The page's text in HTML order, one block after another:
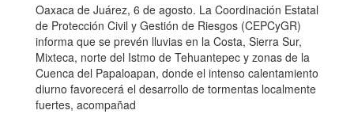
Oaxaca de Juárez, 6 de agosto. La Coordinación Estatal
de Protección Civil y Gestión de Riesgos (CEPCyGR)
informa que se prevén lluvias en la Costa, Sierra Sur,
Mixteca, norte del Istmo de Tehuantepec y zonas de la
Cuenca del Papaloapan, donde el intenso calentamiento
diurno favorecerá el desarrollo de tormentas localmente
fuertes, acompañad